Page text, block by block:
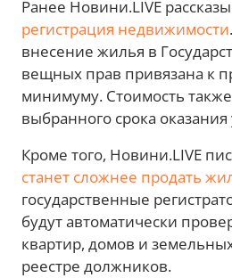
Ранее Новини.LIVE
регистрация недвижимости
внесение жилья в
вещных прав привязана к
минимуму. Стоимость также
выбранного срока оказания
Кроме того, Новини.LIVE
станет сложнее продать
государственные
будут автоматически
квартир, домов и
реестре должников.